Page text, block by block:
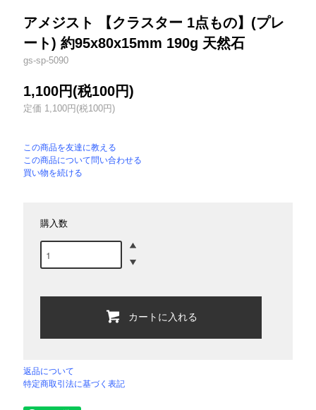
アメジスト 【クラスター 1点もの】(プレ
ート) 約95x80x15mm 190g 天然石
gs-sp-5090
1,100円(税100円)
定価 1,100円(税100円)
この商品を友達に教える
この商品について問い合わせる
買い物を続ける
購入数
カートに入れる
返品について
特定商取引法に基づく表記